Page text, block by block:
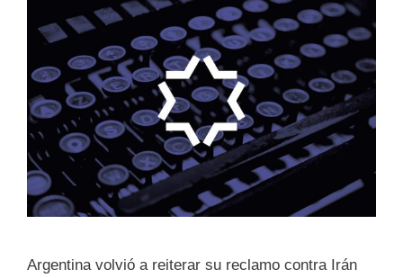
Argentina volvió a reiterar su reclamo contra Irán